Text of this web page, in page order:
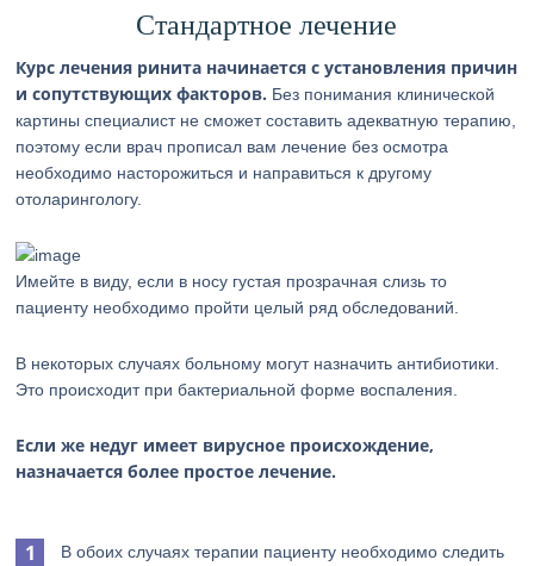
Стандартное лечение
Курс лечения ринита начинается с установления причин
и сопутствующих факторов. Без понимания клинической
картины специалист не сможет составить адекватную терапию,
поэтому если врач прописал вам лечение без осмотра
необходимо насторожиться и направиться к другому
отоларингологу.
Имейте в виду, если в носу густая прозрачная слизь то
пациенту необходимо пройти целый ряд обследований.
В некоторых случаях больному могут назначить антибиотики.
Это происходит при бактериальной форме воспаления.
Если же недуг имеет вирусное происхождение,
назначается более простое лечение.
В обоих случаях терапии пациенту необходимо следить